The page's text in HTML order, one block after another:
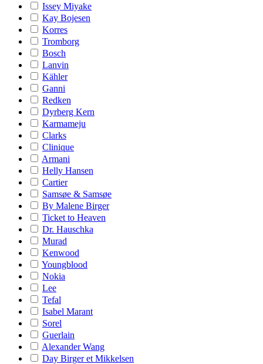
Issey Miyake
Kay Bojesen
Korres
Tromborg
Bosch
Lanvin
Kähler
Ganni
Redken
Dyrberg Kern
Karmameju
Clarks
Clinique
Armani
Helly Hansen
Cartier
Samsøe & Samsøe
By Malene Birger
Ticket to Heaven
Dr. Hauschka
Murad
Kenwood
Youngblood
Nokia
Lee
Tefal
Isabel Marant
Sorel
Guerlain
Alexander Wang
Day Birger et Mikkelsen